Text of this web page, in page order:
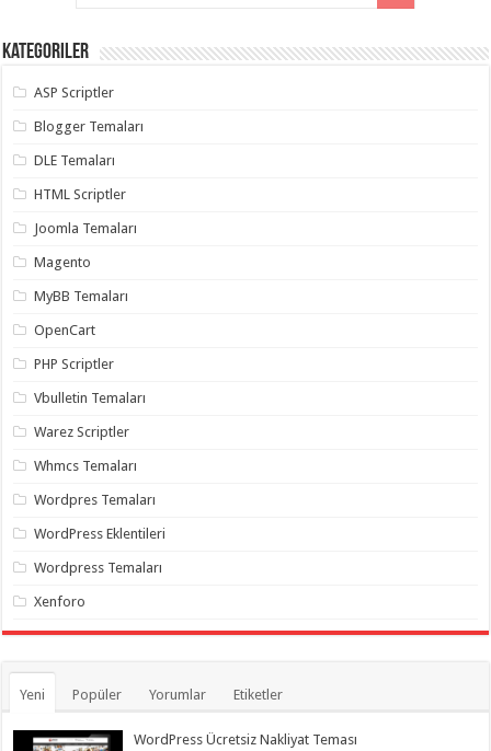
asansörlü
evden
taşımacılık,
organizasyon,
organizasyon,
organizasyon,
organizasyon,
organizasyon,
organizasyon,
palyaço,
takipçi
twitter
hilesi ,
instagram
takipçi
hilesi
Kategoriler
ASP Scriptler
Blogger Temaları
DLE Temaları
HTML Scriptler
Joomla Temaları
Magento
MyBB Temaları
OpenCart
PHP Scriptler
Vbulletin Temaları
Warez Scriptler
Whmcs Temaları
Wordpres Temaları
WordPress Eklentileri
Wordpress Temaları
Xenforo
Yeni Popüler Yorumlar Etiketler
WordPress Ücretsiz Nakliyat Teması